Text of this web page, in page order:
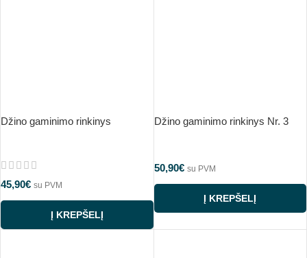
Džino gaminimo rinkinys
45,90€ su PVM
Į KREPŠELĮ
Džino gaminimo rinkinys Nr. 3
50,90€ su PVM
Į KREPŠELĮ